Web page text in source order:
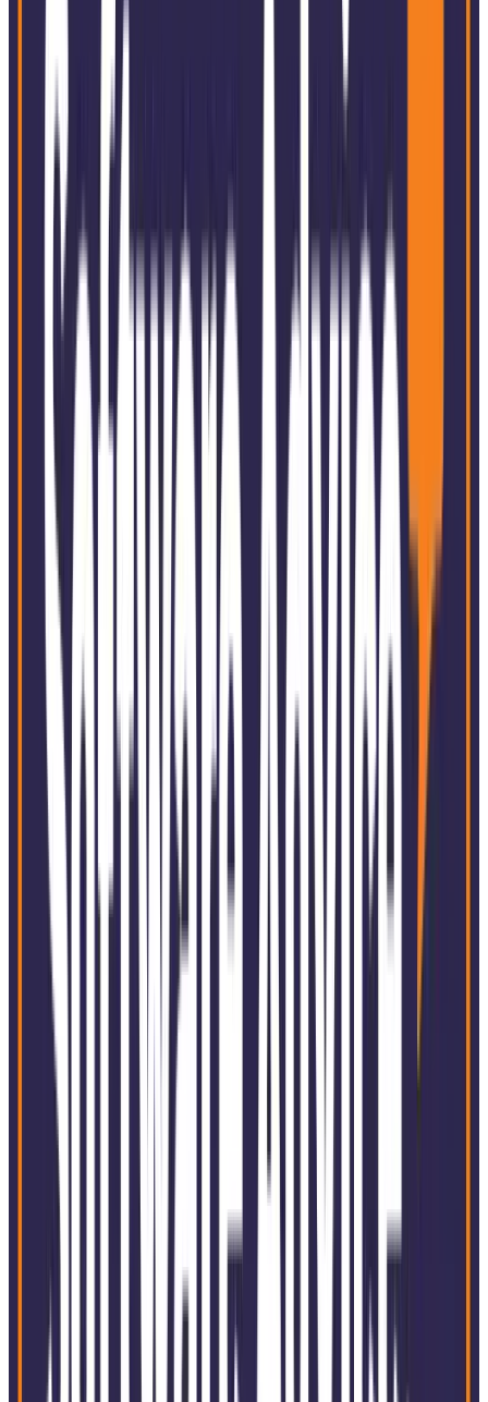
lokalen Markt zugeschnitten ist.
Branchen
Unabhängig von der Unternehmensgröße oder dem
Marktsektor bietet SoftExpert die umfassendste
webbasierte integrierte Lösung, um die Implementierung,
Ausführung, Kontrolle und Überwachung mehrerer
Geschäftsapplikationen zu vereinfachen und zu
optimieren.